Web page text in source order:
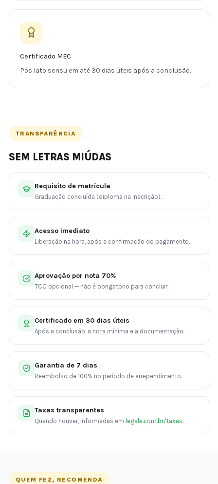
Certificado MEC
Pós lato sensu em até 30 dias úteis após a conclusão.
TRANSPARÊNCIA
SEM LETRAS MIÚDAS
Requisito de matrícula
Graduação concluída (diploma na inscrição).
Acesso imediato
Liberação na hora, após a confirmação do pagamento.
Aprovação por nota 70%
TCC opcional — não é obrigatório para concluir.
Certificado em 30 dias úteis
Após a conclusão, a nota mínima e a documentação.
Garantia de 7 dias
Reembolso de 100% no período de arrependimento.
Taxas transparentes
Quando houver, informadas em legale.com.br/taxas.
QUEM FEZ, RECOMENDA